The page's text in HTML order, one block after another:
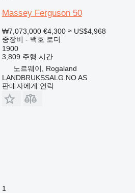
Massey Ferguson 50
₩7,073,000 €4,300 ≈ US$4,968
중장비 - 백호 로더
1900
3,809 주행 시간
노르웨이, Rogaland
LANDBRUKSSALG.NO AS
판매자에게 연락
1